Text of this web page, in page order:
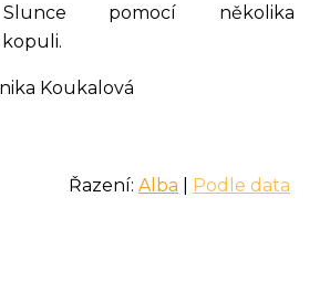
pomocí několika
Koukalová
Řazení: Alba Podle data